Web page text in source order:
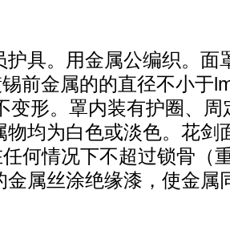
。用金属公编织。面
前金属的的直径不小于
变形。罩内装有护圈、
物均为白色或淡色。花剑
何情况下不超过锁骨（
金属丝涂绝缘漆，使金属